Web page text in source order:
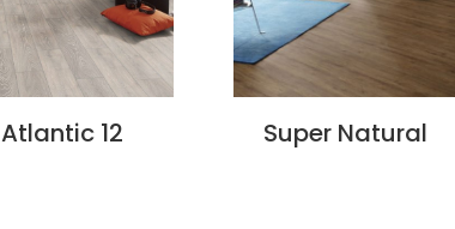
Atlantic 12 Super Natural